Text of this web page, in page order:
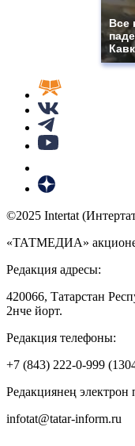
Все
©2025 Intertat
«ТАТМЕДИА»
Редакция адресы:
420066, Татарстан
2нче йорт.
Редакция телефоны:
+7 (843) 222-0-999
Редакциянең электрон
infotat@tatar-inform.ru